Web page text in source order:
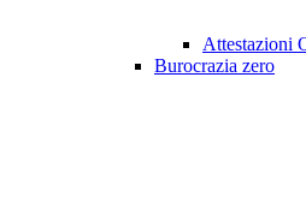
Attestazioni
Burocrazia zero